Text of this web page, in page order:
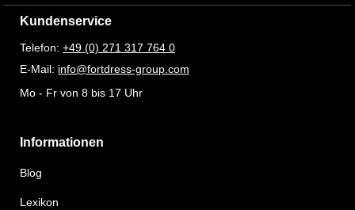
Kundenservice
Telefon: +49 (0) 271 317 764 0
E-Mail: info@fortdress-group.com
Mo - Fr von 8 bis 17 Uhr
Informationen
Blog
Lexikon